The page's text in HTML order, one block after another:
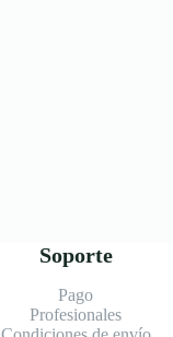
Soporte
Pago
Profesionales